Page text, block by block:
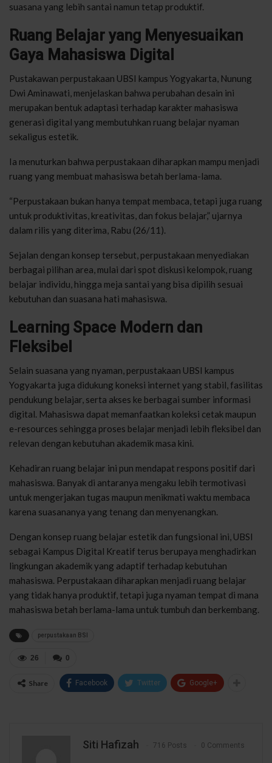
suasana yang lebih santai namun tetap produktif.
Ruang Belajar yang Menyesuaikan
Gaya Mahasiswa Digital
Pustakawan perpustakaan UBSI kampus Yogyakarta, Nunung
Dwi Aminawati, menjelaskan bahwa perubahan desain ini
merupakan bentuk adaptasi terhadap karakter mahasiswa
generasi digital yang membutuhkan ruang belajar nyaman
sekaligus estetik.
Ia menuturkan bahwa perpustakaan diharapkan mampu menjadi
ruang yang membuat mahasiswa betah berlama-lama.
“Perpustakaan bukan hanya tempat membaca, tetapi juga ruang
untuk produktivitas, kreativitas, dan fokus belajar,” ujarnya
dalam rilis yang diterima, Rabu (26/11).
Sejalan dengan konsep tersebut, perpustakaan menyediakan
berbagai pilihan area, mulai dari spot diskusi kelompok, ruang
belajar individu, hingga meja santai yang bisa dipilih sesuai
kebutuhan dan suasana hati mahasiswa.
Learning Space Modern dan
Fleksibel
Selain suasana yang nyaman, perpustakaan UBSI kampus
Yogyakarta juga didukung koneksi internet yang stabil, fasilitas
pendukung belajar, serta akses ke berbagai sumber informasi
digital. Mahasiswa dapat memanfaatkan koleksi cetak maupun
e-resources sehingga proses belajar menjadi lebih fleksibel dan
relevan dengan kebutuhan akademik masa kini.
Kehadiran ruang belajar ini pun mendapat respons positif dari
mahasiswa. Banyak di antaranya mengaku lebih termotivasi
untuk mengerjakan tugas maupun menikmati waktu membaca
karena suasananya yang tenang dan menyenangkan.
Dengan konsep ruang belajar estetik dan fungsional ini, UBSI
sebagai Kampus Digital Kreatif terus berupaya menghadirkan
lingkungan akademik yang adaptif terhadap kebutuhan
mahasiswa. Perpustakaan diharapkan menjadi ruang belajar
yang tidak hanya produktif, tetapi juga nyaman tempat di mana
mahasiswa betah berlama-lama untuk tumbuh dan berkembang.
perpustakaan BSI
0
26
Share Facebook Twitter Google+
Siti Hafizah 716 Posts 0 Comments